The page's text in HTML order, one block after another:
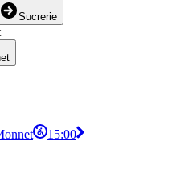
Sucrerie
15:00